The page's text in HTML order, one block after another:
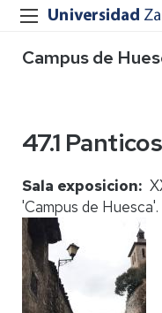
Campus de
47.1
Sala exposicion
'Campus de Huesca'.